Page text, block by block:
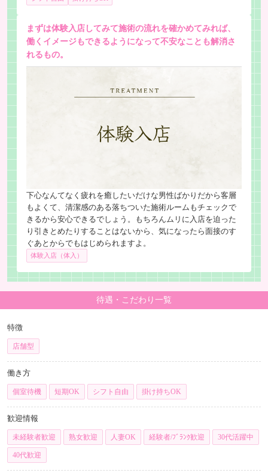
まずは体験入店してみて施術の流れを確かめてみれば、
働くイメージもできるようになって不安なことも解消さ
れるもの。
下心なんてなく疲れを癒したいだけな男性ばかりだから客層
もよくて、清潔感のある落ちついた施術ルームもチェックで
きるから安心できるでしょう。もちろんムリに入店を迫った
り引きとめたりすることはないから、気になったら面接のす
ぐあとからでもはじめられますよ。
体験入店（体入）
待遇・こだわり一覧
特徴
店舗型
働き方
個室待機 短期OK シフト自由 掛け持ちOK
歓迎情報
未経験者歓迎 熟女歓迎 人妻OK 経験者/ﾌﾞﾗﾝｸ歓迎 30代活躍中
40代歓迎